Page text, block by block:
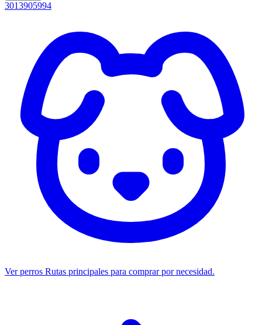
3013905994
Ver perros Rutas principales para comprar por necesidad.